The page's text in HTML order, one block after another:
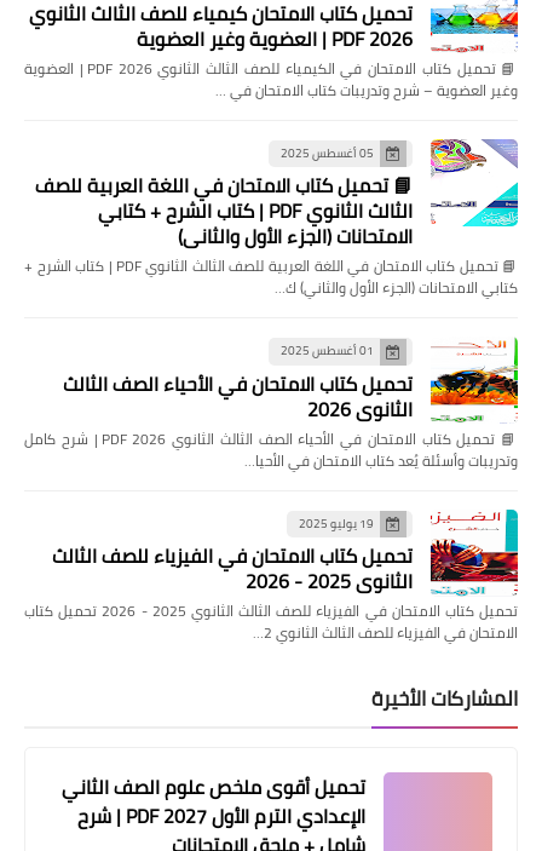
تحميل كتاب الامتحان كيمياء للصف الثالث الثانوي
2026 PDF | العضوية وغير العضوية
📘 تحميل كتاب الامتحان في الكيمياء للصف الثالث الثانوي 2026 PDF | العضوية
وغير العضوية – شرح وتدريبات كتاب الامتحان في …
05 أغسطس 2025
📘 تحميل كتاب الامتحان في اللغة العربية للصف
الثالث الثانوي PDF | كتاب الشرح + كتابي
الامتحانات (الجزء الأول والثاني)
📘 تحميل كتاب الامتحان في اللغة العربية للصف الثالث الثانوي PDF | كتاب الشرح +
كتابي الامتحانات (الجزء الأول والثاني) ك…
01 أغسطس 2025
تحميل كتاب الامتحان في الأحياء الصف الثالث
الثانوي 2026
📘 تحميل كتاب الامتحان في الأحياء الصف الثالث الثانوي 2026 PDF | شرح كامل
وتدريبات وأسئلة يُعد كتاب الامتحان في الأحيا…
19 يوليو 2025
تحميل كتاب الامتحان في الفيزياء للصف الثالث
الثانوي 2025 - 2026
تحميل كتاب الامتحان في الفيزياء للصف الثالث الثانوي 2025 - 2026 تحميل كتاب
الامتحان في الفيزياء للصف الثالث الثانوي 2…
المشاركات الأخيرة
تحميل أقوى ملخص علوم الصف الثاني
الإعدادي الترم الأول 2027 PDF | شرح